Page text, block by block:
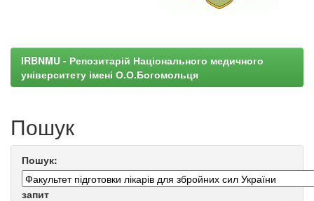
IRBNMU - Репозитарій Національного медичного
університету імені О.О.Богомольця
Пошук
Пошук:
запит